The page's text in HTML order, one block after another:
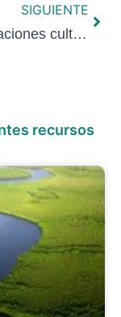
SIGUIENTE
Manifestaciones culturales localizadas en el territorio
recursos